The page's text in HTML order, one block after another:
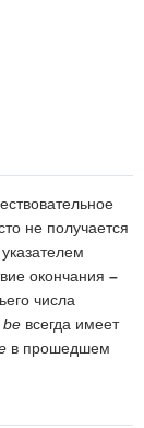
не получается
окончания –
числа
be всегда имеет
в прошедшем